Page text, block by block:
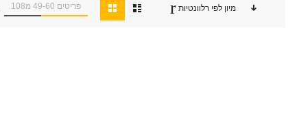
מיון לפי רלוונטיות פריטים 49-60 מ108